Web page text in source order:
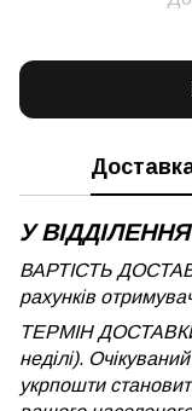
У
ВАРТІСТЬ
рахунків
ТЕРМІН ДОСТАВКИ
неділі).
укрпошти